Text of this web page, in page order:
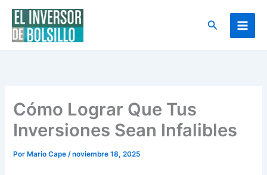
contenido
Buscar
Cómo Lograr Que Tus
Inversiones Sean Infalibles
Por Mario Cape/noviembre 18, 2025